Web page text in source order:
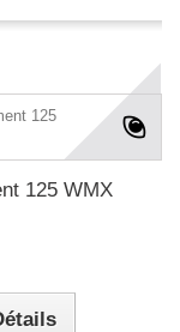
125 WMX